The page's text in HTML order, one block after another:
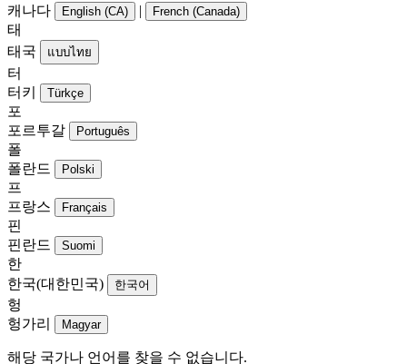
캐나다
English (CA) | French (Canada)
태
태국
แบบไทย
터
터키
Türkçe
포
포르투갈
Português
폴
폴란드
Polski
프
프랑스
Français
핀
핀란드
Suomi
한
한국(대한민국)
한국어
헝
헝가리
Magyar
해당 국가나 언어를 찾을 수 없습니다.